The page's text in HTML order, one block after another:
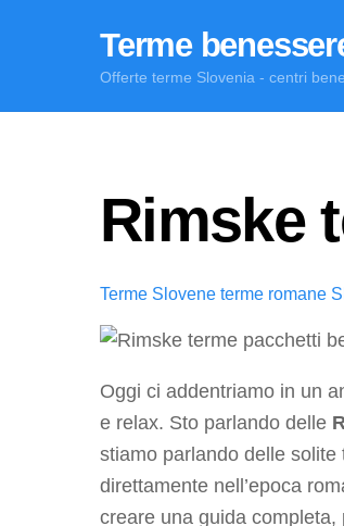
Terme
Offerte terme Slovenia - centri
Rimske
Terme Slovene terme romane
Oggi ci addentriamo in un
e relax. Sto parlando delle
stiamo parlando delle
direttamente nell’epoca
creare una guida